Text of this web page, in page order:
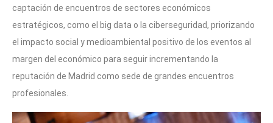
captación de encuentros de sectores económicos
estratégicos, como el big data o la ciberseguridad, priorizando
el impacto social y medioambiental positivo de los eventos al
margen del económico para seguir incrementando la
reputación de Madrid como sede de grandes encuentros
profesionales.